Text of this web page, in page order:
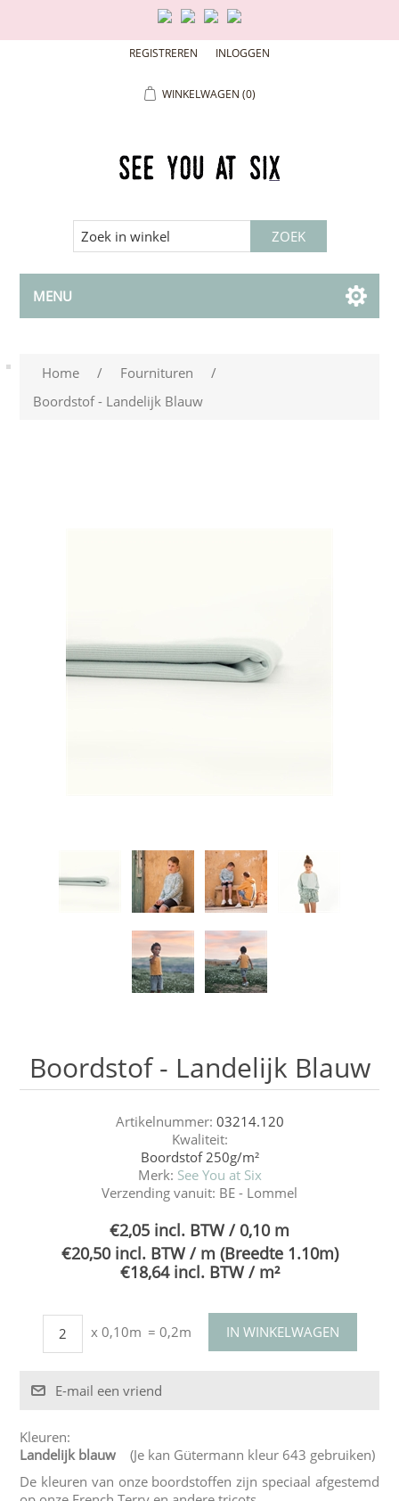
REGISTREREN INLOGGEN
WINKELWAGEN (0)
MENU
Home / Fournituren
/
Boordstof - Landelijk Blauw
Boordstof - Landelijk Blauw
Artikelnummer: 03214.120
Kwaliteit:
Boordstof 250g/m²
Merk: See You at Six
Verzending vanuit: BE - Lommel
€2,05 incl. BTW / 0,10 m
€20,50 incl. BTW / m (Breedte 1.10m)
€18,64 incl. BTW / m²
x 0,10m = 0,2m
Kleuren:
Landelijk blauw (Je kan Gütermann kleur 643 gebruiken)
De kleuren van onze boordstoffen zijn speciaal afgestemd